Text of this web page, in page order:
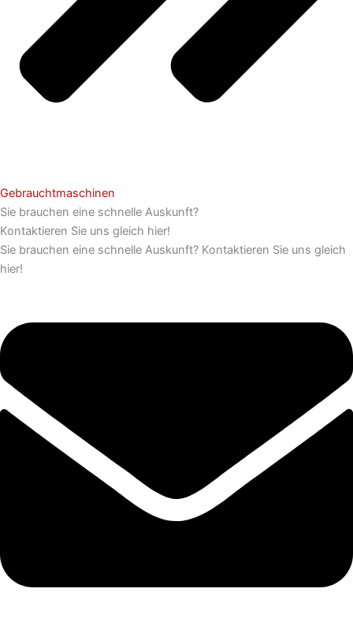
Gebrauchtmaschinen
Sie brauchen eine schnelle Auskunft?
Kontaktieren Sie uns gleich hier!
Sie brauchen eine schnelle Auskunft? Kontaktieren Sie uns gleich
hier!